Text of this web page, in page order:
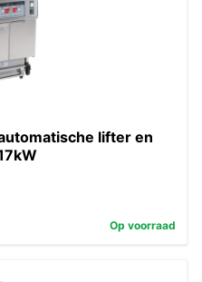
lifter en
Op voorraad